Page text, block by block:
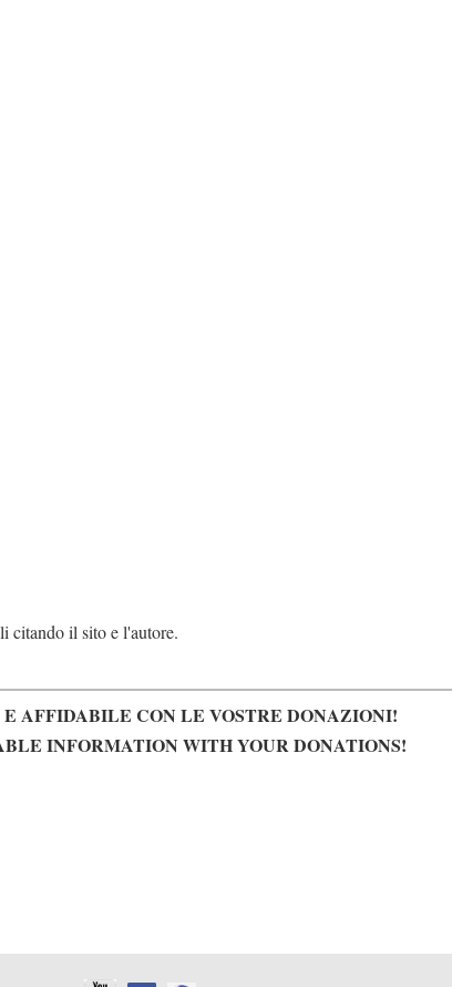
citando il sito e l'autore.
AFFIDABILE CON LE VOSTRE DONAZIONI!
INFORMATION WITH YOUR DONATIONS!